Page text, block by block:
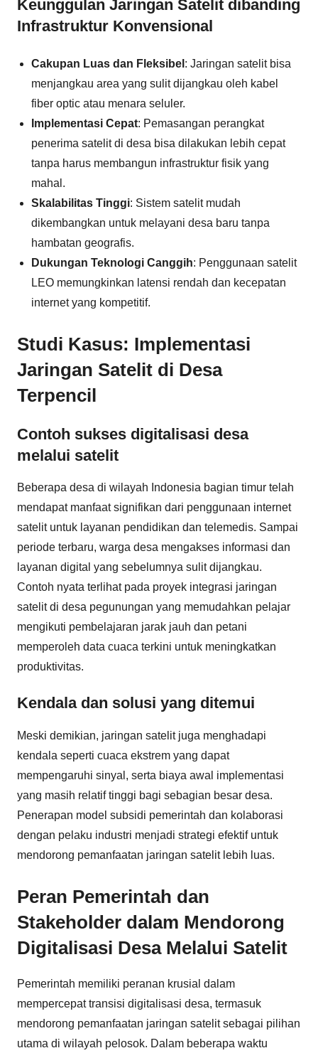
Keunggulan Jaringan Satelit dibanding
Infrastruktur Konvensional
Cakupan Luas dan Fleksibel : Jaringan satelit bisa
menjangkau area yang sulit dijangkau oleh kabel
fiber optic atau menara seluler.
Implementasi Cepat: Pemasangan perangkat
penerima satelit di desa bisa dilakukan lebih cepat
tanpa harus membangun infrastruktur fisik yang
mahal.
Skalabilitas Tinggi: Sistem satelit mudah
dikembangkan untuk melayani desa baru tanpa
hambatan geografis.
Dukungan Teknologi Canggih: Penggunaan satelit
LEO memungkinkan latensi rendah dan kecepatan
internet yang kompetitif.
Studi Kasus: Implementasi
Jaringan Satelit di Desa
Terpencil
Contoh sukses digitalisasi desa
melalui satelit
Beberapa desa di wilayah Indonesia bagian timur telah
mendapat manfaat signifikan dari penggunaan internet
satelit untuk layanan pendidikan dan telemedis. Sampai
periode terbaru, warga desa mengakses informasi dan
layanan digital yang sebelumnya sulit dijangkau.
Contoh nyata terlihat pada proyek integrasi jaringan
satelit di desa pegunungan yang memudahkan pelajar
mengikuti pembelajaran jarak jauh dan petani
memperoleh data cuaca terkini untuk meningkatkan
produktivitas.
Kendala dan solusi yang ditemui
Meski demikian, jaringan satelit juga menghadapi
kendala seperti cuaca ekstrem yang dapat
mempengaruhi sinyal, serta biaya awal implementasi
yang masih relatif tinggi bagi sebagian besar desa.
Penerapan model subsidi pemerintah dan kolaborasi
dengan pelaku industri menjadi strategi efektif untuk
mendorong pemanfaatan jaringan satelit lebih luas.
Peran Pemerintah dan
Stakeholder dalam Mendorong
Digitalisasi Desa Melalui Satelit
Pemerintah memiliki peranan krusial dalam
mempercepat transisi digitalisasi desa, termasuk
mendorong pemanfaatan jaringan satelit sebagai pilihan
utama di wilayah pelosok. Dalam beberapa waktu